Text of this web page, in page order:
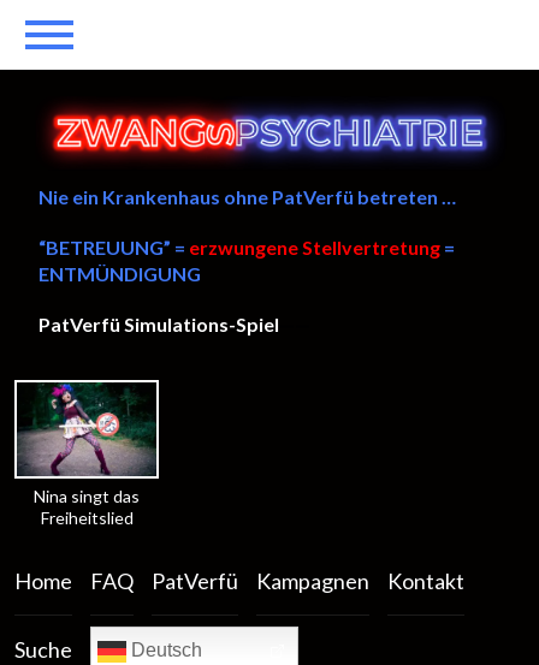
Nina singt das
Freiheitslied
Nie ein Krankenhaus ohne PatVerfü betreten …
“BETREUUNG” = erzwungene Stellvertretung =
ENTMÜNDIGUNG
PatVerfü Simulations-Spiel
Home FAQ PatVerfü Kampagnen Kontakt
Suche Deutsch